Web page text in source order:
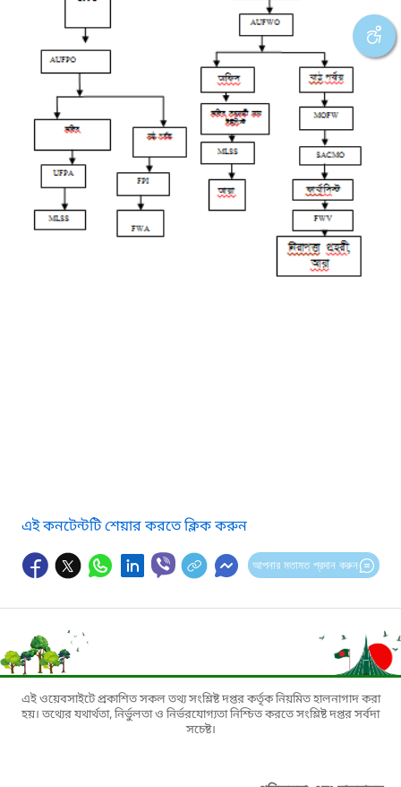
এই কনটেন্টটি শেয়ার করতে ক্লিক করুন
আপনার মতামত প্রদান করুন
এই ওয়েবসাইটে প্রকাশিত সকল তথ্য সংশ্লিষ্ট দপ্তর কর্তৃক নিয়মিত হালনাগাদ করা
হয়। তথ্যের যথার্থতা, নির্ভুলতা ও নির্ভরযোগ্যতা নিশ্চিত করতে সংশ্লিষ্ট দপ্তর সর্বদা
সচেষ্ট।